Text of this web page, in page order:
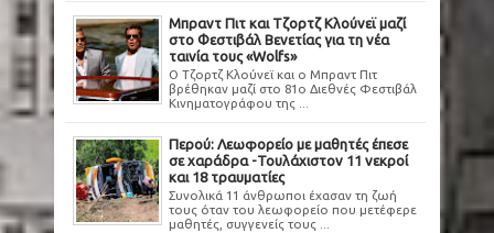
Μπραντ Πιτ και Τζορτζ Κλούνεϊ μαζί
στο Φεστιβάλ Βενετίας για τη νέα
ταινία τους «Wolfs»
Ο Τζορτζ Κλούνεϊ και ο Μπραντ Πιτ
βρέθηκαν μαζί στο 81ο Διεθνές Φεστιβάλ
Κινηματογράφου της ...
Περού: Λεωφορείο με μαθητές έπεσε
σε χαράδρα -Τουλάχιστον 11 νεκροί
και 18 τραυματίες
Συνολικά 11 άνθρωποι έχασαν τη ζωή
τους όταν του λεωφορείο που μετέφερε
μαθητές, συγγενείς τους ...